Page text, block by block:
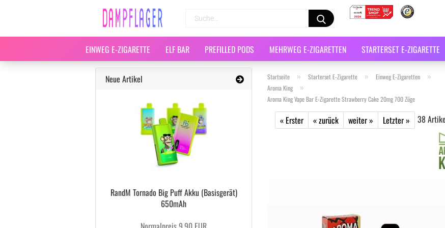
EINWEG E-ZIGARETTE ELF BAR PREFILLED PODS MEHRWEG E-ZIGARETTEN STARTERSET E-ZIGARETTE
Startseite » Starterset E-Zigarette » Einweg E-Zigaretten »
Aroma King »
Aroma King Vape Bar E-Zigarette Strawberry Cake 20mg 700 Züge
« Erster « zurück weiter » Letzter » 38
Neue Artikel
RandM Tornado Big Puff Akku (Basisgerät)
650mAh